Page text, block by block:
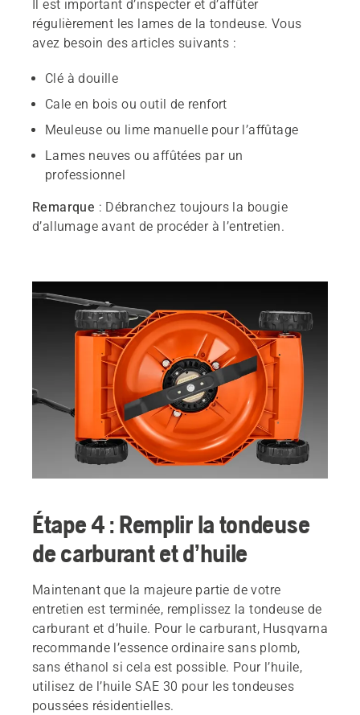
Il est important d’inspecter et d’affûter
régulièrement les lames de la tondeuse. Vous
avez besoin des articles suivants :
Clé à douille
Cale en bois ou outil de renfort
Meuleuse ou lime manuelle pour l’affûtage
Lames neuves ou affûtées par un
professionnel
Remarque : Débranchez toujours la bougie
d’allumage avant de procéder à l’entretien.
Étape 4 : Remplir la tondeuse
de carburant et d’huile
Maintenant que la majeure partie de votre
entretien est terminée, remplissez la tondeuse de
carburant et d’huile. Pour le carburant, Husqvarna
recommande l’essence ordinaire sans plomb,
sans éthanol si cela est possible. Pour l’huile,
utilisez de l’huile SAE 30 pour les tondeuses
poussées résidentielles.